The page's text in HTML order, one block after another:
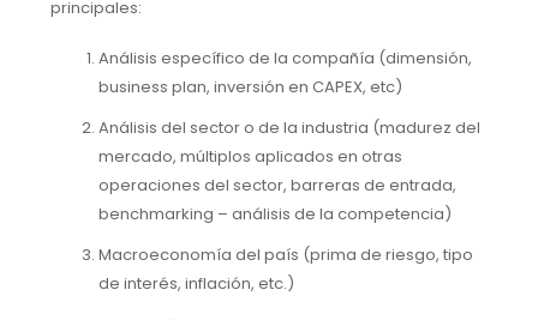
principales:
Análisis específico de la compañía (dimensión,
business plan, inversión en CAPEX, etc)
Análisis del sector o de la industria (madurez del
mercado, múltiplos aplicados en otras
operaciones del sector, barreras de entrada,
benchmarking – análisis de la competencia)
Macroeconomía del país (prima de riesgo, tipo
de interés, inflación, etc.)